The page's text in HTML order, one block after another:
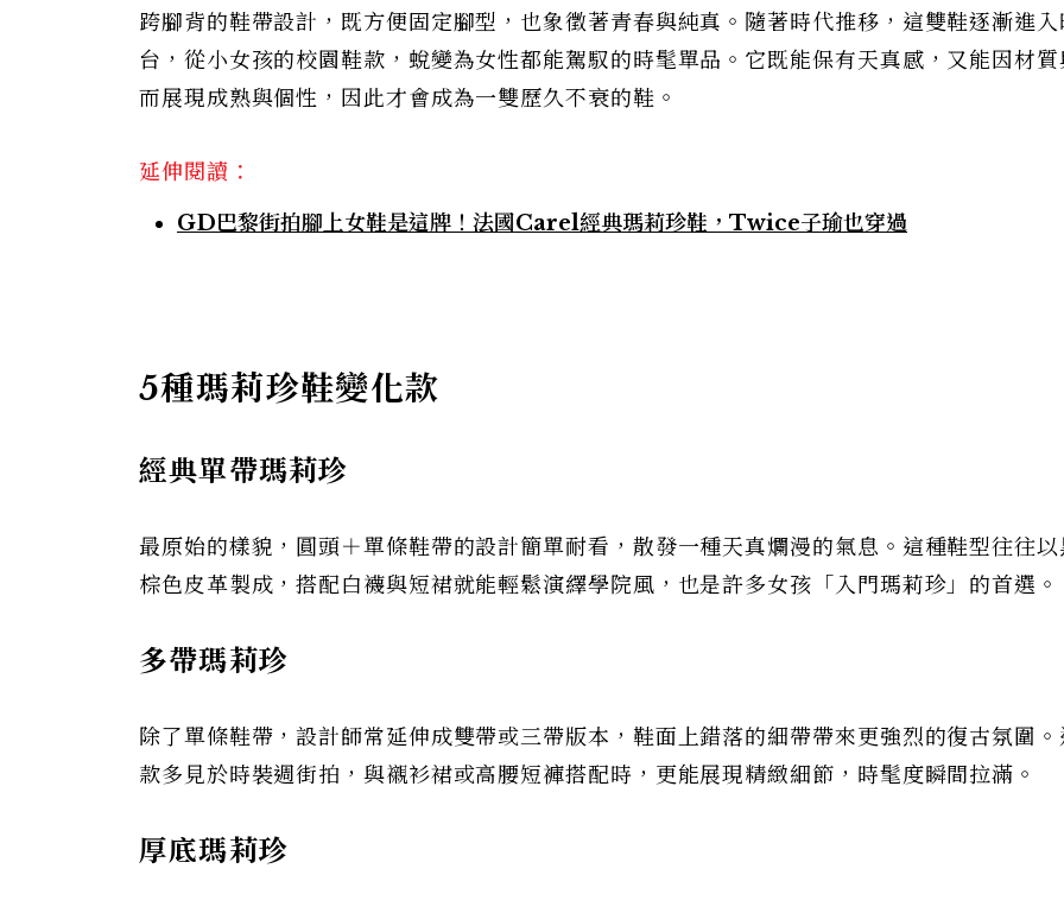
跨腳背的鞋帶設計，既方便固定腳型，也象徵著青春與純真。隨著時代推移，這雙鞋逐漸進
台，從小女孩的校園鞋款，蛻變為女性都能駕馭的時髦單品。它既能保有天真感，又能因材質
而展現成熟與個性，因此才會成為一雙歷久不衰的鞋。
延伸閱讀：
GD巴黎街拍腳上女鞋是這牌！法國Carel經典瑪莉珍鞋，Twice子瑜也穿過
5種瑪莉珍鞋變化款
經典單帶瑪莉珍
最原始的樣貌，圓頭＋單條鞋帶的設計簡單耐看，散發一種天真爛漫的氣息。這種鞋型往往
棕色皮革製成，搭配白襪與短裙就能輕鬆演繹學院風，也是許多女孩「入門瑪莉珍」的首選。
多帶瑪莉珍
除了單條鞋帶，設計師常延伸成雙帶或三帶版本，鞋面上錯落的細帶帶來更強烈的復古氛圍。
款多見於時裝週街拍，與襯衫裙或高腰短褲搭配時，更能展現精緻細節，時髦度瞬間拉滿。
厚底瑪莉珍